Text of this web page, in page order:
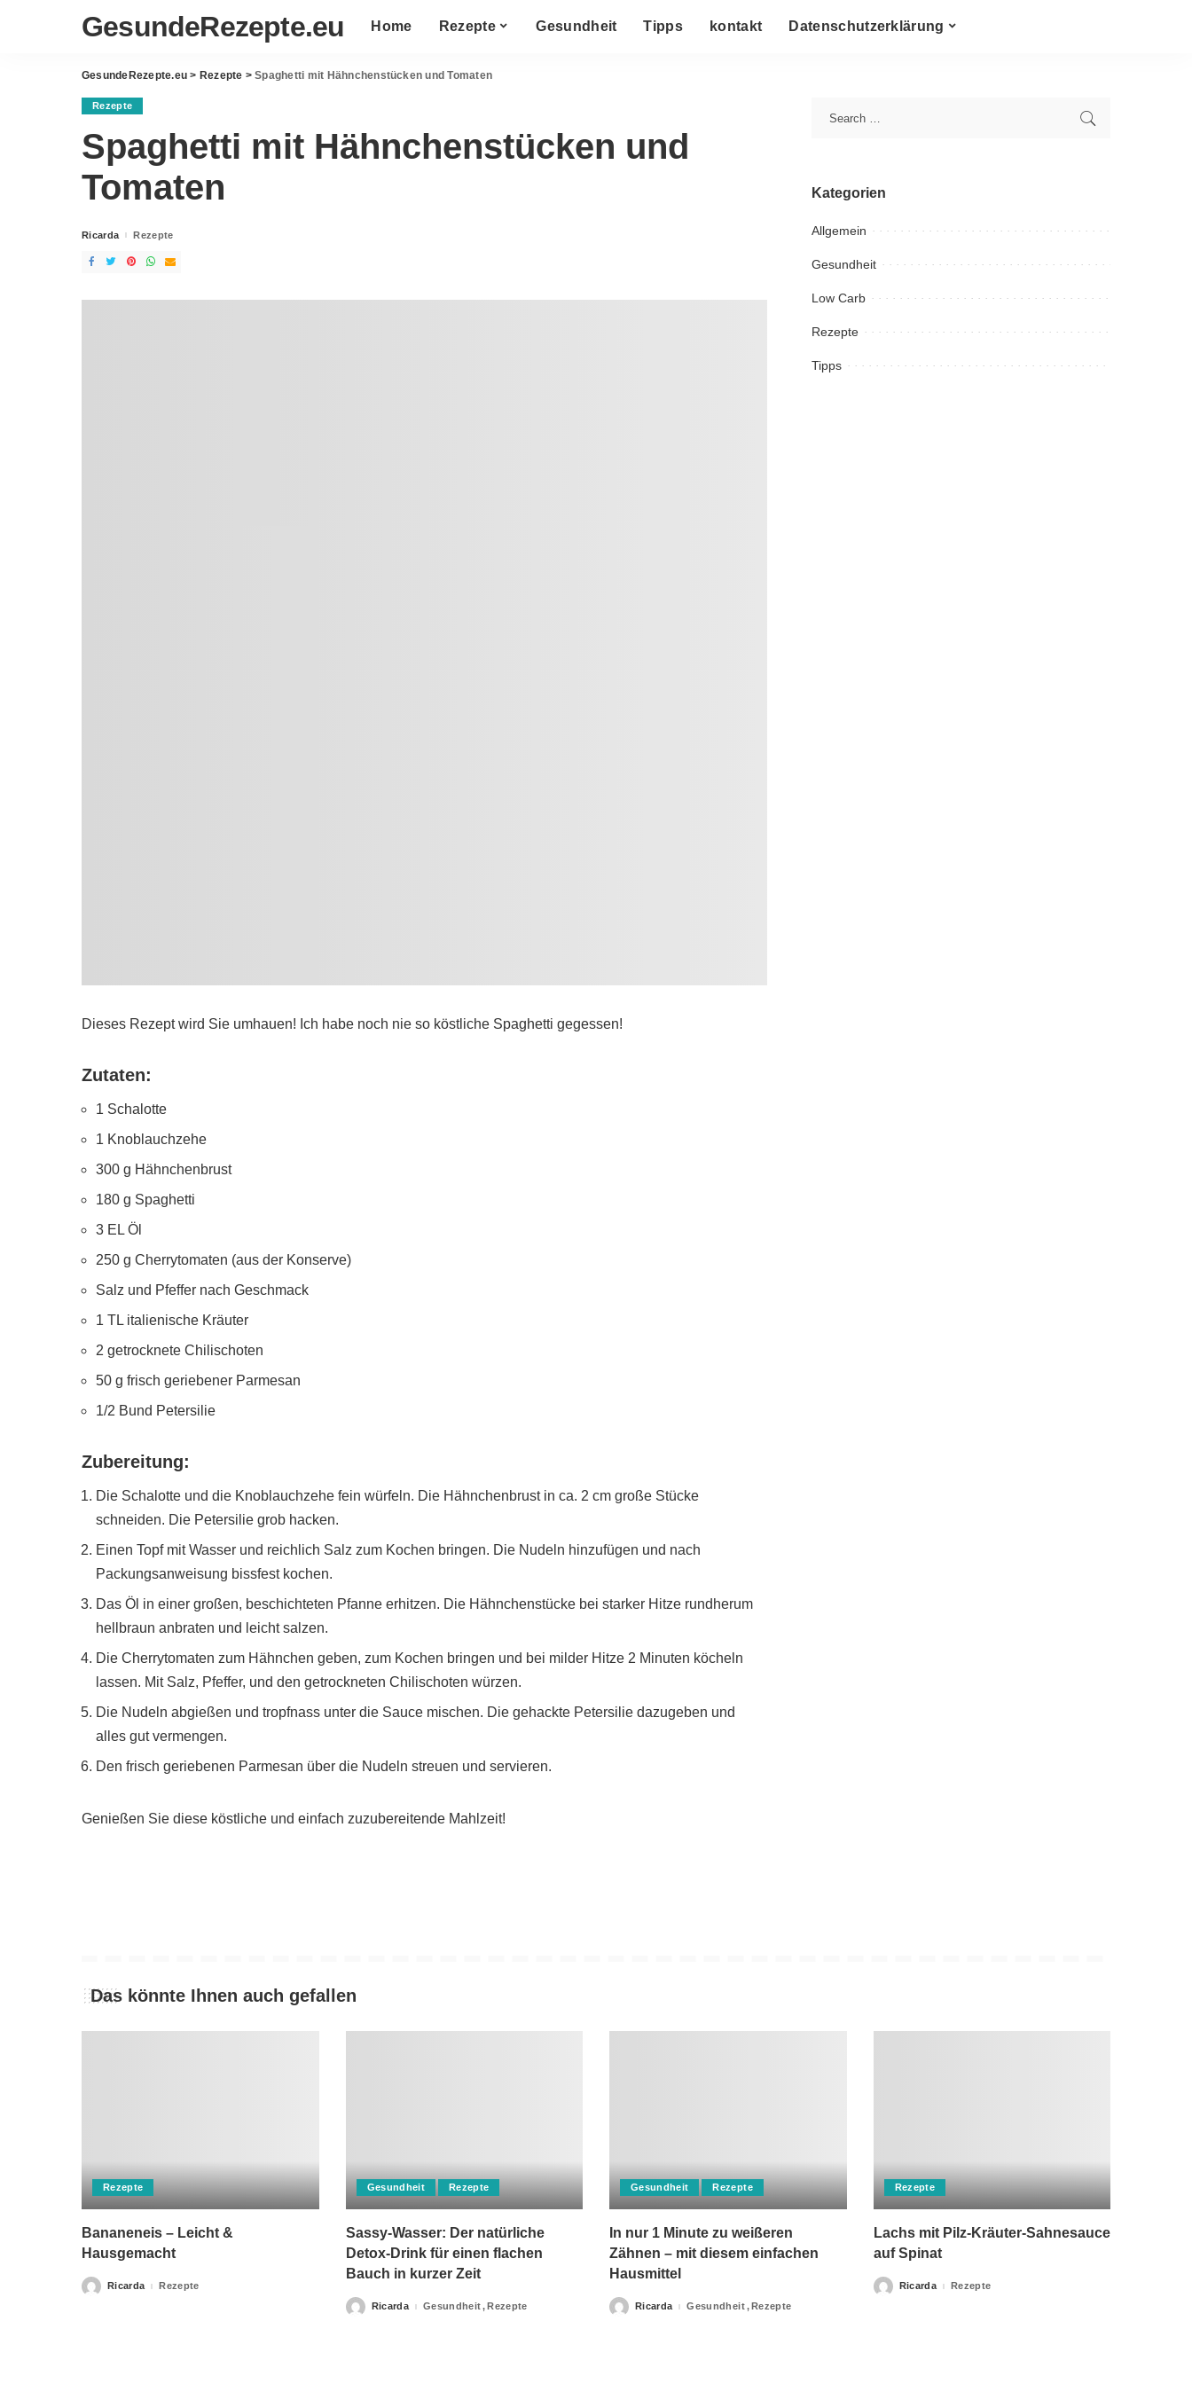
GesundeRezepte.eu Home Rezepte Gesundheit Tipps kontakt Datenschutzerklärung
GesundeRezepte.eu > Rezepte >Spaghetti mit Hähnchenstücken und Tomaten
Rezepte
Spaghetti mit Hähnchenstücken und
Tomaten
Posted
Ricarda Rezepte
Dieses Rezept wird Sie umhauen! Ich habe noch nie so köstliche Spaghetti gegessen!
Zutaten:
1 Schalotte
1 Knoblauchzehe
300 g Hähnchenbrust
180 g Spaghetti
3 EL Öl
250 g Cherrytomaten (aus der Konserve)
Salz und Pfeffer nach Geschmack
1 TL italienische Kräuter
2 getrocknete Chilischoten
50 g frisch geriebener Parmesan
1/2 Bund Petersilie
Zubereitung:
Die Schalotte und die Knoblauchzehe fein würfeln. Die Hähnchenbrust in ca. 2 cm große Stücke
schneiden. Die Petersilie grob hacken.
Einen Topf mit Wasser und reichlich Salz zum Kochen bringen. Die Nudeln hinzufügen und nach
Packungsanweisung bissfest kochen.
Das Öl in einer großen, beschichteten Pfanne erhitzen. Die Hähnchenstücke bei starker Hitze rundherum
hellbraun anbraten und leicht salzen.
Die Cherrytomaten zum Hähnchen geben, zum Kochen bringen und bei milder Hitze 2 Minuten köcheln
lassen. Mit Salz, Pfeffer, und den getrockneten Chilischoten würzen.
Die Nudeln abgießen und tropfnass unter die Sauce mischen. Die gehackte Petersilie dazugeben und
alles gut vermengen.
Den frisch geriebenen Parmesan über die Nudeln streuen und servieren.
Genießen Sie diese köstliche und einfach zuzubereitende Mahlzeit!
Kategorien
Allgemein
Gesundheit
Low Carb
Rezepte
Tipps
Das könnte Ihnen auch gefallen
Rezepte
Bananeneis – Leicht &
Hausgemacht
PostedRicarda Rezepte
Gesundheit Rezepte
Sassy-Wasser: Der natürliche
Detox-Drink für einen flachen
Bauch in kurzer Zeit
PostedRicarda Gesundheit Rezepte
Gesundheit Rezepte
In nur 1 Minute zu weißeren
Zähnen – mit diesem einfachen
Hausmittel
PostedRicarda Gesundheit Rezepte
Rezepte
Lachs mit Pilz-Kräuter-Sahnesauce
auf Spinat
PostedRicarda Rezepte